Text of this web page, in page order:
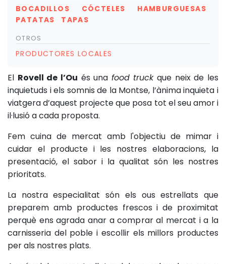
BOCADILLOS CÓCTELES
HAMBURGUESAS
PATATAS
TAPAS
OTROS
PRODUCTORES LOCALES
El Rovell de l’Ou és una food truckque neix de les
inquietuds i els somnis de la Montse, l’ànima inquieta i
viatgera d’aquest projecte que posa tot el seu amor i
il·lusió a cada proposta.
Fem cuina de mercat amb l'objectiu de mimar i
cuidar el producte i les nostres elaboracions, la
presentació, el sabor i la qualitat són les nostres
prioritats.
La nostra especialitat són els ous estrellats que
preparem amb productes frescos i de proximitat
perquè ens agrada anar a comprar al mercat i a la
carnisseria del poble i escollir els millors productes
per als nostres plats.